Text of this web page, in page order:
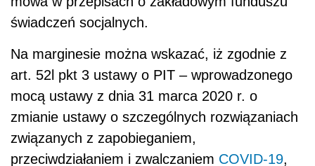
świadczeń socjalnych.
Na marginesie można wskazać, iż zgodnie z
art. 52l pkt 3 ustawy o PIT – wprowadzonego
mocą ustawy z dnia 31 marca 2020 r. o
zmianie ustawy o szczególnych rozwiązaniach
związanych z zapobieganiem,
przeciwdziałaniem i zwalczaniem COVID-19,